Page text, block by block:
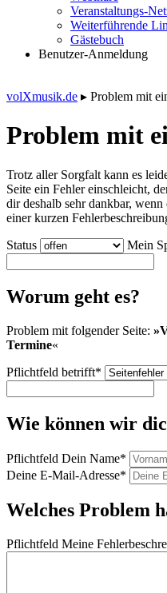
Veranstaltungs-
Weiterführende
Gästebuch
Benutzer-Anmeldung
volXmusik.de ▸ Problem mit
Problem mit
Trotz aller Sorgfalt kann es
Seite ein Fehler einschleicht,
dir deshalb sehr dankbar,
einer kurzen
Status
Mein
Worum geht es?
Problem mit folgender Seite: »
Termine«
Pflichtfeld betrifft*
Wie können wir
Pflichtfeld Dein Name*
Deine E-Mail-Adresse*
Welches Problem
Pflichtfeld Meine